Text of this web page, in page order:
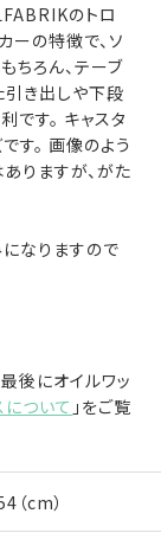
のトロ
ーの特徴で、ソ
ちろん、テーブ
引き出しや下段
です。 キャスタ
す。 画像のよう
りますが、がた
なりますので
後にオイルワッ
について 」をご覧
cm）